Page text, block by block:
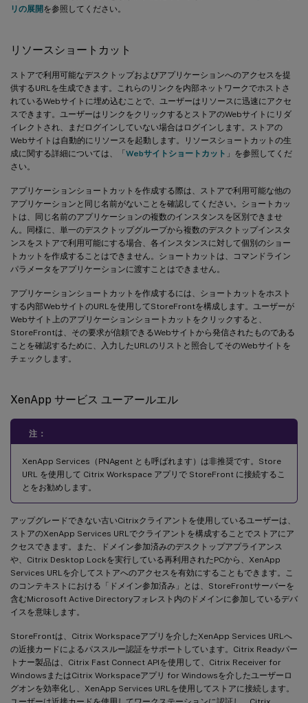
リの展開を参照してください。
リソースショートカット
ストアで利用可能なデスクトップおよびアプリケーションへのアクセスを提
供するURLを生成できます。これらのリンクを内部ネットワークでホストさ
れているWebサイトに埋め込むことで、ユーザーはリソースに迅速にアクセ
スできます。ユーザーはリンクをクリックするとストアのWebサイトにリダ
イレクトされ、まだログインしていない場合はログインします。ストアの
Webサイトは自動的にリソースを起動します。リソースショートカットの生
成に関する詳細については、「Webサイトショートカット 」を参照してくだ
さい。
アプリケーションショートカットを作成する際は、ストアで利用可能な他の
アプリケーションと同じ名前がないことを確認してください。ショートカッ
トは、同じ名前のアプリケーションの複数のインスタンスを区別できませ
ん。同様に、単一のデスクトップグループから複数のデスクトップインスタ
ンスをストアで利用可能にする場合、各インスタンスに対して個別のショー
トカットを作成することはできません。ショートカットは、コマンドライン
パラメータをアプリケーションに渡すことはできません。
アプリケーションショートカットを作成するには、ショートカットをホスト
する内部WebサイトのURLを使用してStoreFrontを構成します。ユーザーが
Webサイト上のアプリケーションショートカットをクリックすると、
StoreFrontは、その要求が信頼できるWebサイトから発信されたものである
ことを確認するために、入力したURLのリストと照合してそのWebサイトを
チェックします。
XenApp サービス ユーアールエル
注：
XenApp Services（PNAgent とも呼ばれます）は非推奨です。Store
URL を使用して Citrix Workspace アプリで StoreFront に接続するこ
とをお勧めします。
アップグレードできない古いCitrixクライアントを使用しているユーザーは、
ストアのXenApp Services URLでクライアントを構成することでストアにア
クセスできます。また、ドメイン参加済みのデスクトップアプライアンス
や、Citrix Desktop Lockを実行している再利用されたPCから、XenApp
Services URLを介してストアへのアクセスを有効にすることもできます。こ
のコンテキストにおける「ドメイン参加済み」とは、StoreFrontサーバーを
含むMicrosoft Active Directoryフォレスト内のドメインに参加しているデバ
イスを意味します。
StoreFrontは、Citrix Workspaceアプリを介したXenApp Services URLへ
の近接カードによるパススルー認証をサポートしています。Citrix Readyパー
トナー製品は、Citrix Fast Connect APIを使用して、Citrix Receiver for
WindowsまたはCitrix Workspaceアプリ for Windowsを介したユーザーロ
グオンを効率化し、XenApp Services URLを使用してストアに接続します。